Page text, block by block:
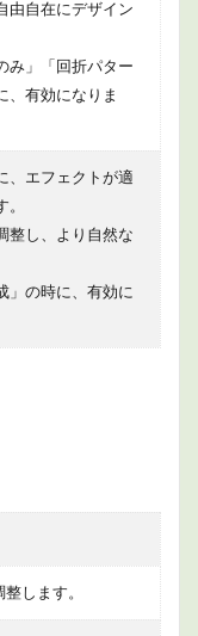
由自在にデザイン
み」「回折パター
、有効になりま
、エフェクトが適
整し、より自然な
」の時に、有効に
します。